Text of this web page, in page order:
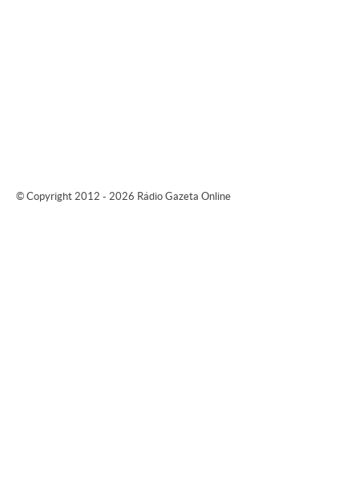
© Copyright 2012 - 2026 Rádio Gazeta Online